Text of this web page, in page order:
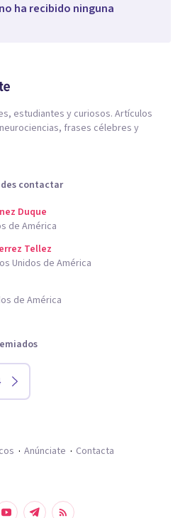
ha recibido ninguna
estudiantes y curiosos. Artículos
frases célebres y
contactar
Duque
de América
Tellez
Unidos de América
de América
Anúnciate Contacta